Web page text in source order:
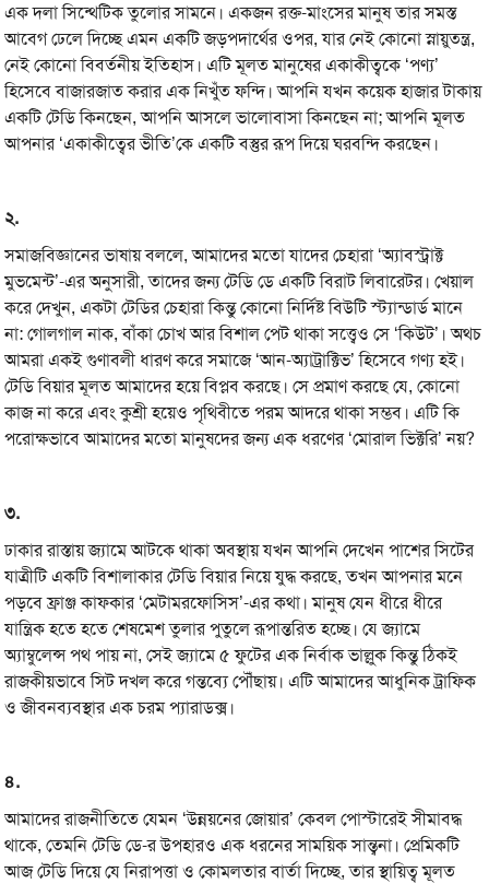
এক দলা সিন্থেটিক তুলোর সামনে। একজন রক্ত-মাংসের মানুষ তার সমস্ত
আবেগ ঢেলে দিচ্ছে এমন একটি জড়পদার্থের ওপর, যার নেই কোনো স্নায়ুতন্ত্র,
নেই কোনো বিবর্তনীয় ইতিহাস। এটি মূলত মানুষের একাকীত্বকে ‘পণ্য’
হিসেবে বাজারজাত করার এক নিখুঁত ফন্দি। আপনি যখন কয়েক হাজার টাকায়
একটি টেডি কিনছেন, আপনি আসলে ভালোবাসা কিনছেন না; আপনি মূলত
আপনার ‘একাকীত্বের ভীতি’কে একটি বস্তুর রূপ দিয়ে ঘরবন্দি করছেন।
২.
সমাজবিজ্ঞানের ভাষায় বললে, আমাদের মতো যাদের চেহারা ‘অ্যাবস্ট্রাক্ট
মুভমেন্ট’-এর অনুসারী, তাদের জন্য টেডি ডে একটি বিরাট লিবারেটর। খেয়াল
করে দেখুন, একটা টেডির চেহারা কিন্তু কোনো নির্দিষ্ট বিউটি স্ট্যান্ডার্ড মানে
না: গোলগাল নাক, বাঁকা চোখ আর বিশাল পেট থাকা সত্ত্বেও সে ‘কিউট’। অথচ
আমরা একই গুণাবলী ধারণ করে সমাজে ‘আন-অ্যাট্রাক্টিভ’ হিসেবে গণ্য হই।
টেডি বিয়ার মূলত আমাদের হয়ে বিপ্লব করছে। সে প্রমাণ করছে যে, কোনো
কাজ না করে এবং কুশ্রী হয়েও পৃথিবীতে পরম আদরে থাকা সম্ভব। এটি কি
পরোক্ষভাবে আমাদের মতো মানুষদের জন্য এক ধরণের ‘মোরাল ভিক্টরি’ নয়?
৩.
ঢাকার রাস্তায় জ্যামে আটকে থাকা অবস্থায় যখন আপনি দেখেন পাশের সিটের
যাত্রীটি একটি বিশালাকার টেডি বিয়ার নিয়ে যুদ্ধ করছে, তখন আপনার মনে
পড়বে ফ্রাঞ্জ কাফকার ‘মেটামরফোসিস’-এর কথা। মানুষ যেন ধীরে ধীরে
যান্ত্রিক হতে হতে শেষমেশ তুলার পুতুলে রূপান্তরিত হচ্ছে। যে জ্যামে
অ্যাম্বুলেন্স পথ পায় না, সেই জ্যামে ৫ ফুটের এক নির্বাক ভাল্লুক কিন্তু ঠিকই
রাজকীয়ভাবে সিট দখল করে গন্তব্যে পৌঁছায়। এটি আমাদের আধুনিক ট্রাফিক
ও জীবনব্যবস্থার এক চরম প্যারাডক্স।
৪.
আমাদের রাজনীতিতে যেমন ‘উন্নয়নের জোয়ার’ কেবল পোস্টারেই সীমাবদ্ধ
থাকে, তেমনি টেডি ডে-র উপহারও এক ধরনের সাময়িক সান্ত্বনা। প্রেমিকটি
আজ টেডি দিয়ে যে নিরাপত্তা ও কোমলতার বার্তা দিচ্ছে, তার স্থায়িত্ব মূলত